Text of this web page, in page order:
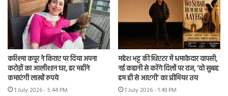
करिश्मा कपूर ने किराए पर दिया अपना
करोड़ों का आलीशान घर, हर महीने
कमाएंगी लाखों रुपये
1 July 2026 - 5:44 PM
महेश भट्ट की थिएटर में धमाकेदार वापसी,
नई कहानी से करेंगे दिलों पर राज, ‘वो सुबह
हम ही से आएगी’ का प्रीमियर तय
1 July 2026 - 1:49 PM